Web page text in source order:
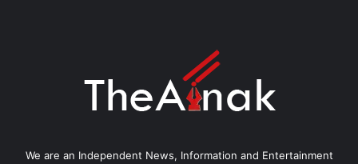
We are an Independent News, Information and Entertainment